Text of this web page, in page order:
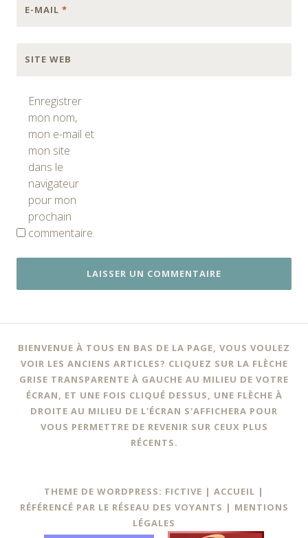
E-MAIL *
SITE WEB
Enregistrer
mon nom,
mon e-mail et
mon site
dans le
navigateur
pour mon
prochain
commentaire.
BIENVENUE À TOUS EN BAS DE LA PAGE, VOUS VOULEZ
VOIR LES ANCIENS ARTICLES? CLIQUEZ SUR LA FLÈCHE
GRISE TRANSPARENTE À GAUCHE AU MILIEU DE VOTRE
ÉCRAN, ET UNE FOIS CLIQUÉ DESSUS, UNE FLÈCHE À
DROITE AU MILIEU DE L'ÉCRAN S'AFFICHERA POUR
VOUS PERMETTRE DE REVENIR SUR CEUX PLUS
RÉCENTS.
THEME DE WORDPRESS: FICTIVE | ACCUEIL |
RÉFÉRENCÉ PAR LE RÉSEAU DES VOYANTS | MENTIONS
LÉGALES